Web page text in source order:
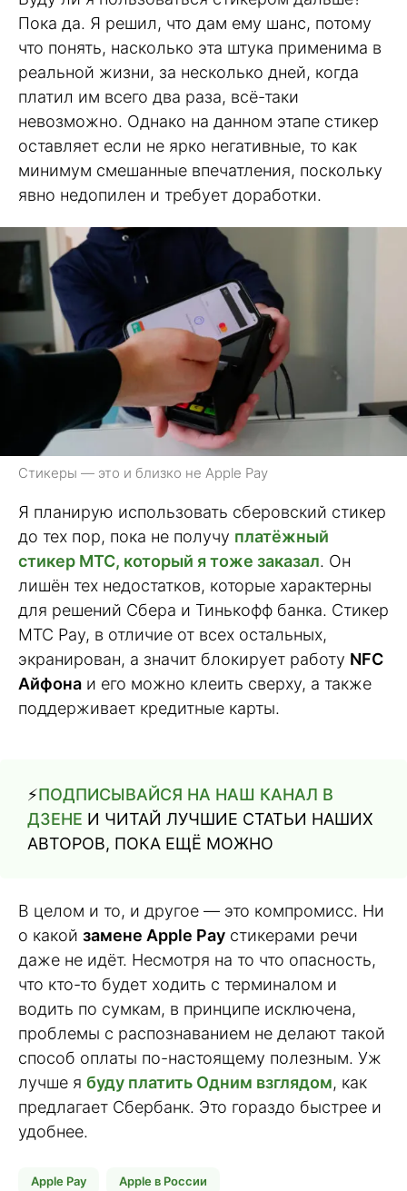
Пока да. Я решил, что дам ему шанс, потому
что понять, насколько эта штука применима в
реальной жизни, за несколько дней, когда
платил им всего два раза, всё-таки
невозможно. Однако на данном этапе стикер
оставляет если не ярко негативные, то как
минимум смешанные впечатления, поскольку
явно недопилен и требует доработки.
Стикеры — это и близко не Apple Pay
Я планирую использовать сберовский стикер
до тех пор, пока не получу платёжный
стикер МТС, который я тоже заказал. Он
лишён тех недостатков, которые характерны
для решений Сбера и Тинькофф банка. Стикер
МТС Pay, в отличие от всех остальных,
экранирован, а значит блокирует работу NFC
Айфона и его можно клеить сверху, а также
поддерживает кредитные карты.
⚡️ПОДПИСЫВАЙСЯ НА НАШ КАНАЛ В
ДЗЕНЕ И ЧИТАЙ ЛУЧШИЕ СТАТЬИ НАШИХ
АВТОРОВ, ПОКА ЕЩЁ МОЖНО
В целом и то, и другое — это компромисс. Ни
о какой замене Apple Pay стикерами речи
даже не идёт. Несмотря на то что опасность,
что кто-то будет ходить с терминалом и
водить по сумкам, в принципе исключена,
проблемы с распознаванием не делают такой
способ оплаты по-настоящему полезным. Уж
лучше я буду платить Одним взглядом, как
предлагает Сбербанк. Это гораздо быстрее и
удобнее.
Apple Pay Apple в России